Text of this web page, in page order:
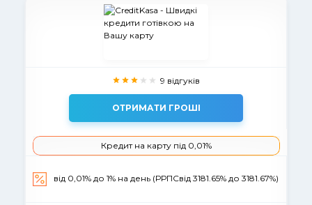
9 відгуків
ОТРИМАТИ ГРОШІ
Кредит на карту під 0,01%
від 0,01% до 1% на день (РРПСвід 3181.65% до 3181.67%)